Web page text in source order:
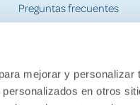
mejorar y
en otros
Preguntas frecuentes
Devoluciones